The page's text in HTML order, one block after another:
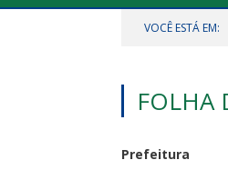
VOCÊ ESTÁ EM:
FOLHA
Prefeitura